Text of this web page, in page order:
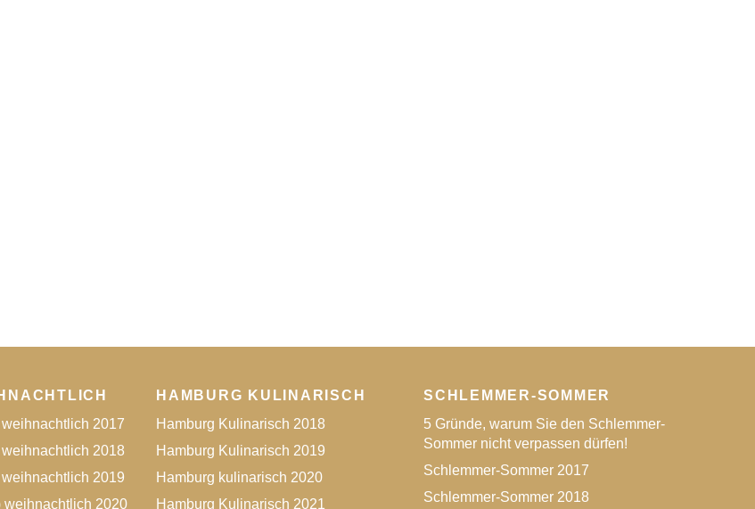
2017
2018
2019
weihnachtlich 2020
HAMBURG KULINARISCH
Hamburg Kulinarisch 2018
Hamburg Kulinarisch 2019
Hamburg kulinarisch 2020
Hamburg Kulinarisch 2021
SCHLEMMER-SOMMER
5 Gründe, warum Sie den Schlemmer-
Sommer nicht verpassen dürfen!
Schlemmer-Sommer 2017
Schlemmer-Sommer 2018